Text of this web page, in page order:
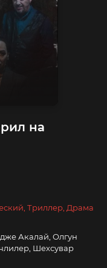
на
Триллер, Драма
Акалай, Олгун
Шехсувар